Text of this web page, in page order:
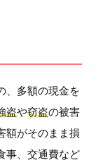
、多額の現金を
盗や窃盗の被害
額がそのまま損
事、交通費など